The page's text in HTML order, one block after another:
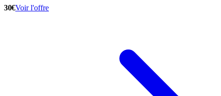
30€Voir l'offre